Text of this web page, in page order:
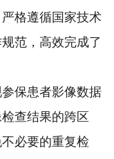
格遵循国家技术
范，高效完成了
保患者影像数据
查结果的跨区
必要的重复检